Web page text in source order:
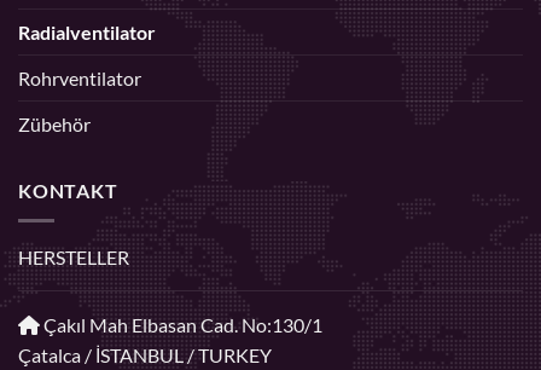
Radialventilator
Rohrventilator
Zübehör
KONTAKT
HERSTELLER
Çakıl Mah Elbasan Cad. No:130/1
Çatalca / İSTANBUL / TURKEY